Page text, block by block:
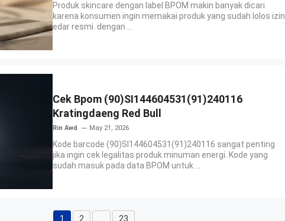
Produk skincare dengan label BPOM makin banyak dicari
karena konsumen ingin memakai produk yang sudah lolos izin
edar resmi. dengan ...
Cek Bpom (90)SI144604531(91)240116
Kratingdaeng Red Bull
Rin Awd May 21, 2026
Kode barcode (90)SI144604531(91)240116 sangat penting
jika ingin cek legalitas produk minuman energi. Kode yang
sudah masuk pada data BPOM untuk ...
1 2 23